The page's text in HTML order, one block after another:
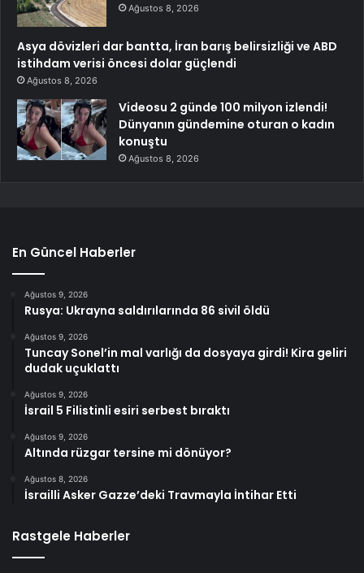
Ağustos 8, 2026
Asya dövizleri dar bantta, İran barış belirsizliği ve ABD
istihdam verisi öncesi dolar güçlendi
Ağustos 8, 2026
Videosu 2 günde 100 milyon izlendi!
Dünyanın gündemine oturan o kadın
konuştu
Ağustos 8, 2026
En Güncel Haberler
Ağustos 9, 2026
Rusya: Ukrayna saldırılarında 86 sivil öldü
Ağustos 9, 2026
Tuncay Sonel’in mal varlığı da dosyaya girdi! Kira geliri
dudak uçuklattı
Ağustos 9, 2026
İsrail 5 Filistinli esiri serbest bıraktı
Ağustos 9, 2026
Altında rüzgar tersine mi dönüyor?
Ağustos 8, 2026
İsrailli Asker Gazze’deki Travmayla İntihar Etti
Rastgele Haberler